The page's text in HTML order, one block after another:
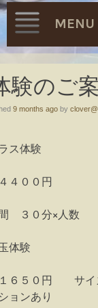
MENU
Skip
to
験のご
9 months agoby
ス体験
４００円
３０分×人数
体験
６５０円 サイ
ョンあり